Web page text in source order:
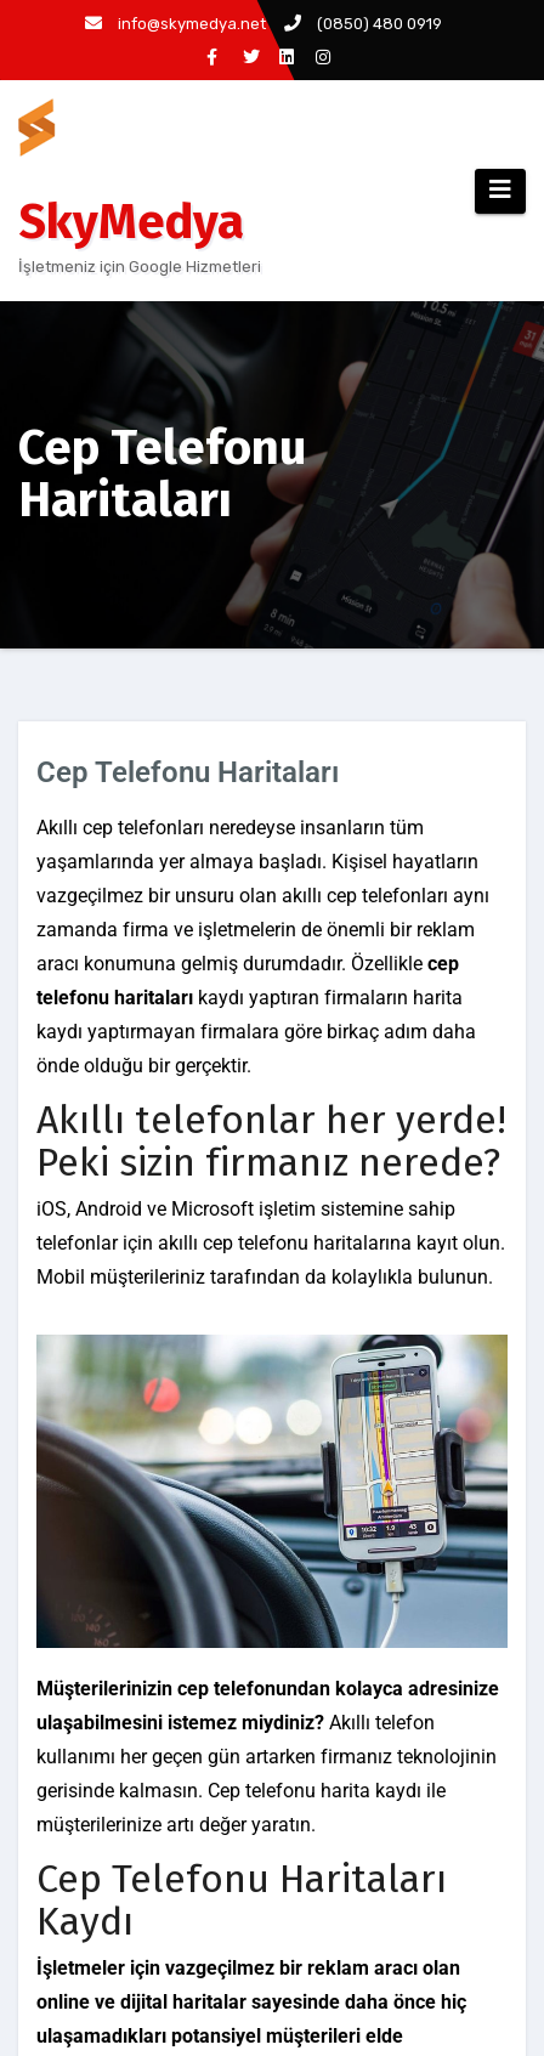
info@skymedya.net (0850) 480 0919
SkyMedya
İşletmeniz için Google Hizmetleri
Cep Telefonu
Haritaları
Cep Telefonu Haritaları
Akıllı cep telefonları neredeyse insanların tüm
yaşamlarında yer almaya başladı. Kişisel hayatların
vazgeçilmez bir unsuru olan akıllı cep telefonları aynı
zamanda firma ve işletmelerin de önemli bir reklam
aracı konumuna gelmiş durumdadır. Özellikle cep
telefonu haritaları kaydı yaptıran firmaların harita
kaydı yaptırmayan firmalara göre birkaç adım daha
önde olduğu bir gerçektir.
Akıllı telefonlar her yerde!
Peki sizin firmanız nerede?
iOS, Android ve Microsoft işletim sistemine sahip
telefonlar için akıllı cep telefonu haritalarına kayıt olun.
Mobil müşterileriniz tarafından da kolaylıkla bulunun.
Müşterilerinizin cep telefonundan kolayca adresinize
ulaşabilmesini istemez miydiniz? Akıllı telefon
kullanımı her geçen gün artarken firmanız teknolojinin
gerisinde kalmasın. Cep telefonu harita kaydı ile
müşterilerinize artı değer yaratın.
Cep Telefonu Haritaları
Kaydı
İşletmeler için vazgeçilmez bir reklam aracı olan
online ve dijital haritalar sayesinde daha önce hiç
ulaşamadıkları potansiyel müşterileri elde